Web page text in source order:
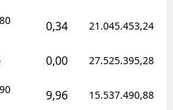
0,34 21.045.453,24
0,00 27.525.395,28
9,96 15.537.490,88